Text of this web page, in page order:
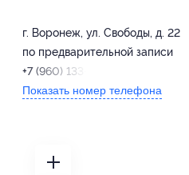
г. Воронеж, ул. Свободы, д. 22
по предварительной записи
+7 (960) 133-10-80
Показать номер телефона